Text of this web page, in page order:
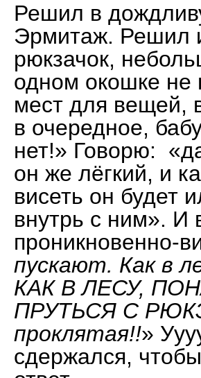
Решил в
Эрмитаж. Решил
рюкзачок,
одном окошке не
мест для вещей,
в очередное,
нет!» Говорю:
он же лёгкий, и
висеть он будет
внутрь с ним». И
проникновенно-
пускают. Как в
КАК В ЛЕСУ,
ПРУТЬСЯ С
проклятая!!»
сдержался,